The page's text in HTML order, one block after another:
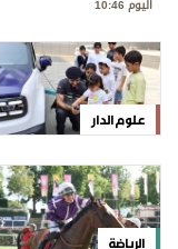
اليوم 10:46
علوم الدار
الرياضة